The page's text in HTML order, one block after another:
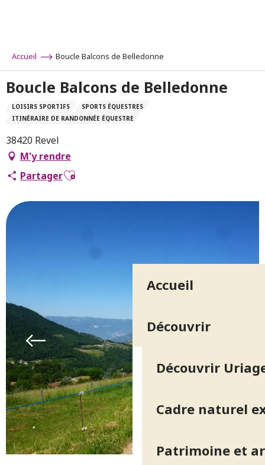
Accueil
Découvrir
Découvrir
Cadre naturel
Patrimoine et
Accueil Boucle Balcons de Belledonne
Boucle Balcons de Belledonne
LOISIRS SPORTIFS
SPORTS ÉQUESTRES
ITINÉRAIRE DE RANDONNÉE ÉQUESTRE
38420 Revel
M'y rendre
PartagerAjouter aux favoris